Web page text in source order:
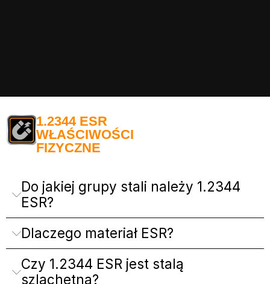
1.2344 ESR
WŁAŚCIWOŚCI
FIZYCZNE
Do jakiej grupy stali należy 1.2344
ESR?
Dlaczego materiał ESR?
Czy 1.2344 ESR jest stalą
szlachetną?